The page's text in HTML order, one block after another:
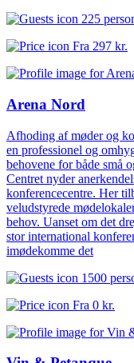
225
Fra 297 kr.
Arena Nord
Afhoding af møder og
en professionel og
behovene for både små
Centret nyder
konferencecentre. Her
veludstyrede
behov. Uanset om det
stor international
imødekomme det
1500
Fra 0 kr.